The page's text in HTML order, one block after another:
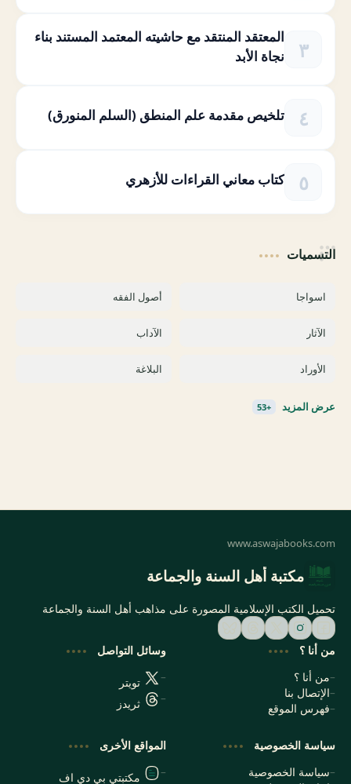
المعتقد المنتقد مع حاشيته المعتمد المستند بناء
نجاة الأبد
تلخيص مقدمة علم المنطق (السلم المنورق)
كتاب معاني القراءات للأزهري
التسميات
مكتبة أهل السنة والجماعة
تحميل الكتب الإسلامية المصورة على مذاهب أهل السنة والجماعة
من أنا ؟
من أنا ؟
الإتصال بنا
فهرس الموقع
وسائل التواصل
تويتر
ثريدز
سياسة الخصوصية
سياسة الخصوصية
المواقع الأخرى
مكتبتي بي دي اف